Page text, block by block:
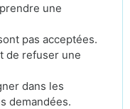
une
pas acceptées.
de refuser une
dans les
demandées.